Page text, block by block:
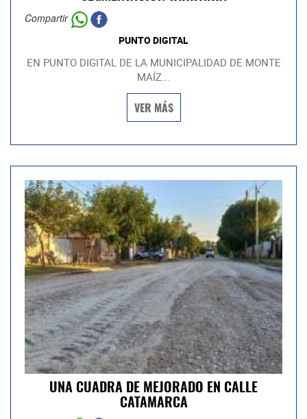
Compartir
PUNTO DIGITAL
EN PUNTO DIGITAL DE LA MUNICIPALIDAD DE MONTE
MAÍZ...
VER MÁS
UNA CUADRA DE MEJORADO EN CALLE
CATAMARCA